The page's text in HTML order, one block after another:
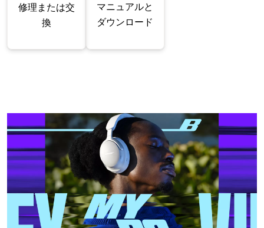
修理または交
換
マニュアルと
ダウンロード